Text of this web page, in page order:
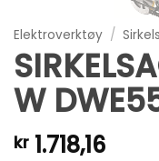
Elektroverktøy /
W
kr 1.718,16